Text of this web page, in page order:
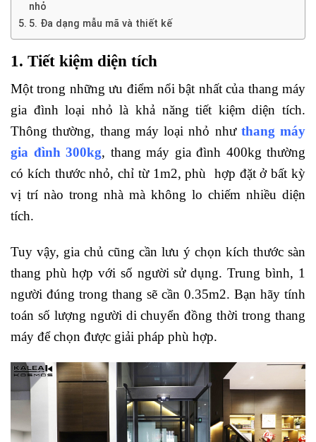
nhỏ
5. Đa dạng mẫu mã và thiết kế
1. Tiết kiệm diện tích
Một trong những ưu điểm nổi bật nhất của thang máy
gia đình loại nhỏ là khả năng tiết kiệm diện tích.
Thông thường, thang máy loại nhỏ như thang máy
gia đình 300kg, thang máy gia đình 400kg thường
có kích thước nhỏ, chỉ từ 1m2, phù hợp đặt ở bất kỳ
vị trí nào trong nhà mà không lo chiếm nhiều diện
tích.
Tuy vậy, gia chủ cũng cần lưu ý chọn kích thước sàn
thang phù hợp với số người sử dụng. Trung bình, 1
người đúng trong thang sẽ cần 0.35m2. Bạn hãy tính
toán số lượng người di chuyển đồng thời trong thang
máy để chọn được giải pháp phù hợp.